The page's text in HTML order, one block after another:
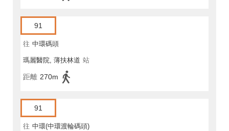
91
往 中環碼頭
瑪麗醫院, 薄扶林道 站
距離 270m
91
往 中環(中環渡輪碼頭)